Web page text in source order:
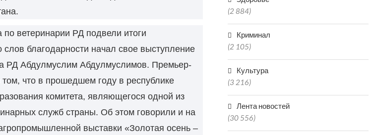
по ветеринарии РД подвели итоги
слов благодарности начал свое выступление
РД Абдулмуслим Абдулмуслимов. Премьер-
что в прошедшем году в республике
комитета, являющегося одной из
служб страны. Об этом говорили и на
выставки «Золотая осень –
(2 884)
Криминал
(2 105)
Культура
(3 216)
Лента новостей
(30 556)